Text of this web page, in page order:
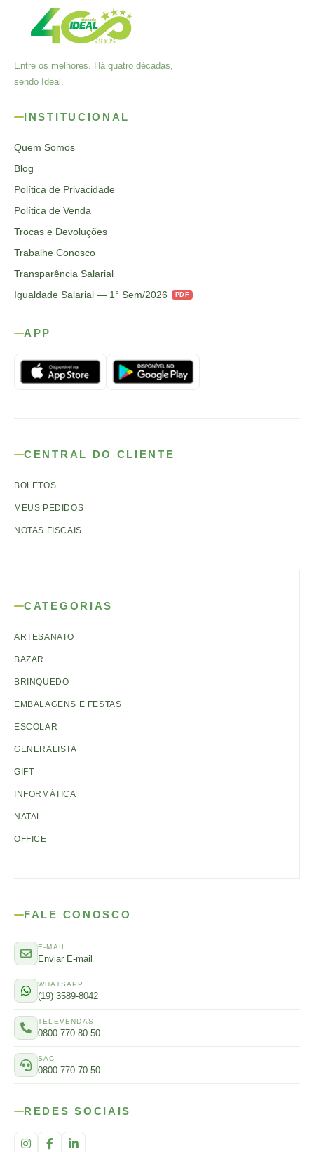
Entre os melhores. Há quatro décadas,
sendo Ideal.
INSTITUCIONAL
Quem Somos
Blog
Política de Privacidade
Política de Venda
Trocas e Devoluções
Trabalhe Conosco
Transparência Salarial
Igualdade Salarial — 1° Sem/2026
PDF
APP
CENTRAL DO CLIENTE
BOLETOS
MEUS PEDIDOS
NOTAS FISCAIS
CATEGORIAS
ARTESANATO
BAZAR
BRINQUEDO
EMBALAGENS E FESTAS
ESCOLAR
GENERALISTA
GIFT
INFORMÁTICA
NATAL
OFFICE
FALE CONOSCO
E-MAIL
Enviar E-mail
WHATSAPP
(19) 3589-8042
TELEVENDAS
0800 770 80 50
SAC
0800 770 70 50
REDES SOCIAIS